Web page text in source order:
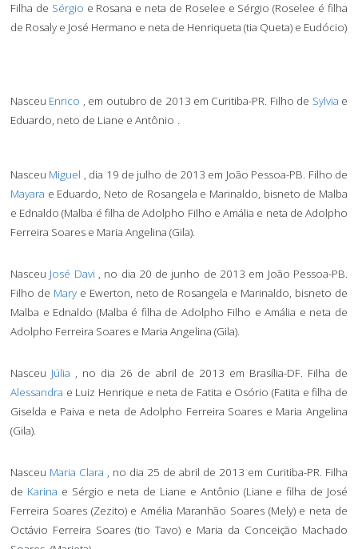
Filha de Sérgio e Rosana e neta de Roselee e Sérgio (Roselee é filha
de Rosaly e José Hermano e neta de Henriqueta (tia Queta) e Eudócio)
Nasceu Enrico , em outubro de 2013 em Curitiba-PR. Filho de Sylvia e
Eduardo, neto de Liane e Antônio .
Nasceu Miguel , dia 19 de julho de 2013 em João Pessoa-PB. Filho de
Mayara e Eduardo, Neto de Rosangela e Marinaldo, bisneto de Malba
e Ednaldo (Malba é filha de Adolpho Filho e Amália e neta de Adolpho
Ferreira Soares e Maria Angelina (Gila).
Nasceu José Davi , no dia 20 de junho de 2013 em João Pessoa-PB.
Filho de Marye Ewerton, neto de Rosangela e Marinaldo, bisneto de
Malba e Ednaldo (Malba é filha de Adolpho Filho e Amália e neta de
Adolpho Ferreira Soares e Maria Angelina (Gila).
Nasceu Júlia , no dia 26 de abril de 2013 em Brasília-DF. Filha de
Alessandra e Luiz Henrique e neta de Fatita e Osório (Fatita e filha de
Giselda e Paiva e neta de Adolpho Ferreira Soares e Maria Angelina
(Gila).
Nasceu Maria Clara , no dia 25 de abril de 2013 em Curitiba-PR. Filha
de Karina e Sérgio e neta de Liane e Antônio (Liane e filha de José
Ferreira Soares (Zezito) e Amélia Maranhão Soares (Mely) e neta de
Octávio Ferreira Soares (tio Tavo) e Maria da Conceição Machado